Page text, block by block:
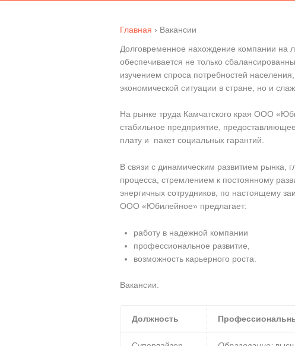
Главная › Вакансии
Долговременное нахождение компании на
обеспечивается не только
изучением спроса потребностей
экономической ситуации в стране, но и
На рынке труда Камчатского края ООО
стабильное предприятие,
плату и пакет социальных гарантий.
В связи с динамическим развитием рынка,
процесса, стремлением к постоянному
энергичных сотрудников, по настоящему
ООО «Юбилейное» предлагает:
работу в надежной компании
профессиональное развитие,
возможность карьерного роста.
Вакансии:
Должность